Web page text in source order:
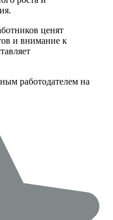
ценят
и внимание к
работодателем на